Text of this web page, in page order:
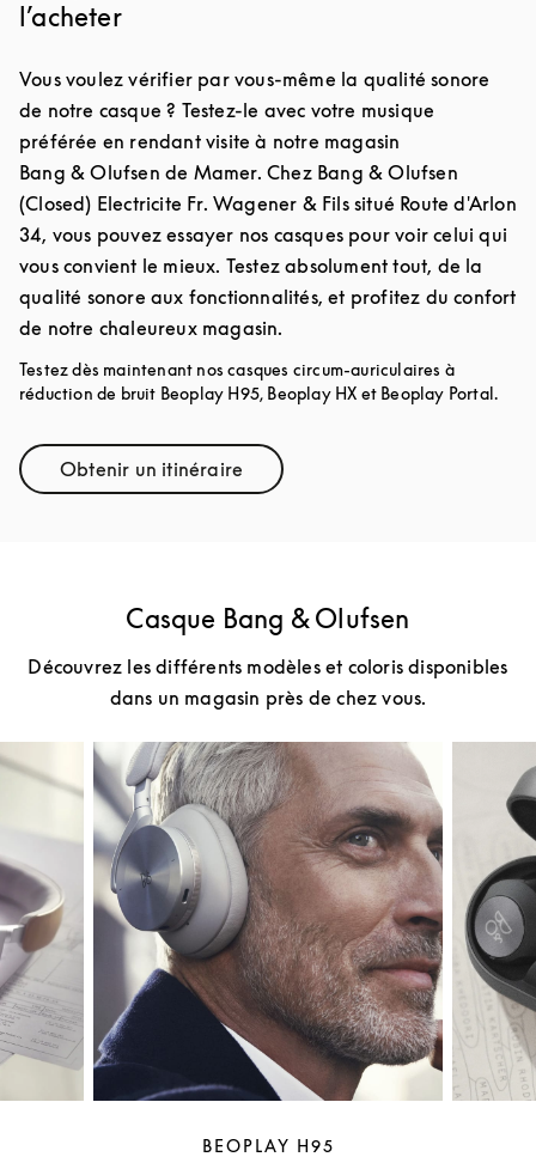
l’acheter
Vous voulez vérifier par vous-même la qualité sonore
de notre casque ? Testez-le avec votre musique
préférée en rendant visite à notre magasin
Bang & Olufsen de Mamer. Chez Bang & Olufsen
(Closed) Electricite Fr. Wagener & Fils situé Route d'Arlon
34, vous pouvez essayer nos casques pour voir celui qui
vous convient le mieux. Testez absolument tout, de la
qualité sonore aux fonctionnalités, et profitez du confort
de notre chaleureux magasin.
Testez dès maintenant nos casques circum-auriculaires à
réduction de bruit Beoplay H95, Beoplay HX et Beoplay Portal.
Obtenir un itinéraireLink Opens in New Tab
Casque Bang & Olufsen
Découvrez les différents modèles et coloris disponibles
dans un magasin près de chez vous.
BEOPLAY H95